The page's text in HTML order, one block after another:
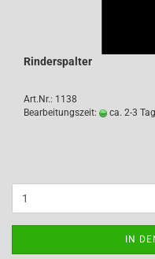
Rinderspalter
Art.Nr.: 1138
Bearbeitungszeit:
ca. 2-3
IN